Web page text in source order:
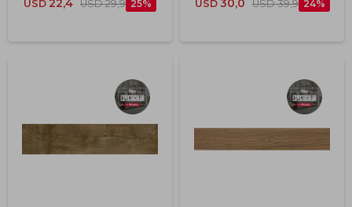
USD 22,4 USD 29,9 25 USD 30,0 USD 39,9 24